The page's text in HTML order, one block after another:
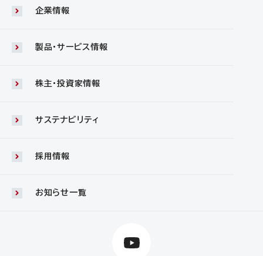
企業情報
製品・サービス情報
株主・投資家情報
サステナビリティ
採用情報
お知らせ一覧